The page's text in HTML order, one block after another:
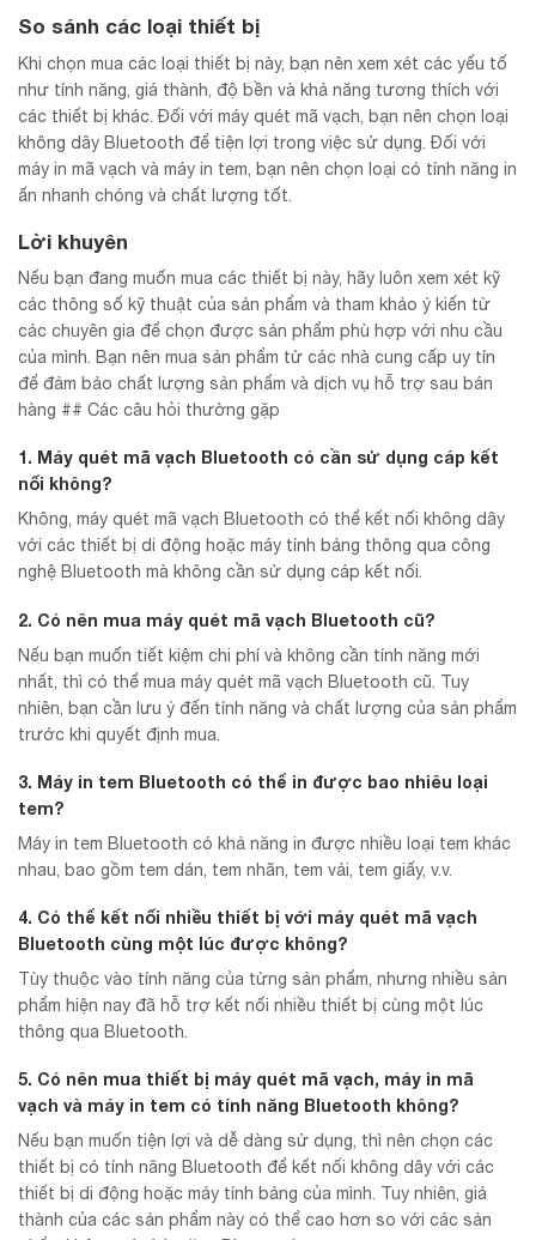
So sánh các loại thiết bị
Khi chọn mua các loại thiết bị này, bạn nên xem xét các yếu tố
như tính năng, giá thành, độ bền và khả năng tương thích với
các thiết bị khác. Đối với máy quét mã vạch, bạn nên chọn loại
không dây Bluetooth để tiện lợi trong việc sử dụng. Đối với
máy in mã vạch và máy in tem, bạn nên chọn loại có tính năng in
ấn nhanh chóng và chất lượng tốt.
Lời khuyên
Nếu bạn đang muốn mua các thiết bị này, hãy luôn xem xét kỹ
các thông số kỹ thuật của sản phẩm và tham khảo ý kiến từ
các chuyên gia để chọn được sản phẩm phù hợp với nhu cầu
của mình. Bạn nên mua sản phẩm từ các nhà cung cấp uy tín
để đảm bảo chất lượng sản phẩm và dịch vụ hỗ trợ sau bán
hàng ## Các câu hỏi thường gặp
1. Máy quét mã vạch Bluetooth có cần sử dụng cáp kết
nối không?
Không, máy quét mã vạch Bluetooth có thể kết nối không dây
với các thiết bị di động hoặc máy tính bảng thông qua công
nghệ Bluetooth mà không cần sử dụng cáp kết nối.
2. Có nên mua máy quét mã vạch Bluetooth cũ?
Nếu bạn muốn tiết kiệm chi phí và không cần tính năng mới
nhất, thì có thể mua máy quét mã vạch Bluetooth cũ. Tuy
nhiên, bạn cần lưu ý đến tính năng và chất lượng của sản phẩm
trước khi quyết định mua.
3. Máy in tem Bluetooth có thể in được bao nhiêu loại
tem?
Máy in tem Bluetooth có khả năng in được nhiều loại tem khác
nhau, bao gồm tem dán, tem nhãn, tem vải, tem giấy, v.v.
4. Có thể kết nối nhiều thiết bị với máy quét mã vạch
Bluetooth cùng một lúc được không?
Tùy thuộc vào tính năng của từng sản phẩm, nhưng nhiều sản
phẩm hiện nay đã hỗ trợ kết nối nhiều thiết bị cùng một lúc
thông qua Bluetooth.
5. Có nên mua thiết bị máy quét mã vạch, máy in mã
vạch và máy in tem có tính năng Bluetooth không?
Nếu bạn muốn tiện lợi và dễ dàng sử dụng, thì nên chọn các
thiết bị có tính năng Bluetooth để kết nối không dây với các
thiết bị di động hoặc máy tính bảng của mình. Tuy nhiên, giá
thành của các sản phẩm này có thể cao hơn so với các sản